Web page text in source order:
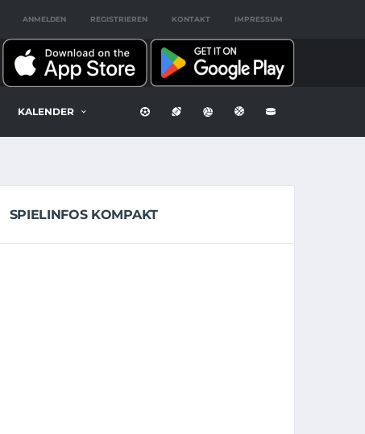
ANMELDEN REGISTRIEREN KONTAKT IMPRESSUM
KALENDER
SPIELINFOS KOMPAKT